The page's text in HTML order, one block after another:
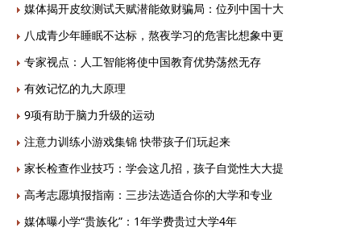
媒体揭开皮纹测试天赋潜能敛财骗局：位列中国十大
八成青少年睡眠不达标，熬夜学习的危害比想象中更
专家视点：人工智能将使中国教育优势荡然无存
有效记忆的九大原理
9项有助于脑力升级的运动
注意力训练小游戏集锦 快带孩子们玩起来
家长检查作业技巧：学会这几招，孩子自觉性大大提
高考志愿填报指南：三步法选适合你的大学和专业
媒体曝小学“贵族化”：1年学费贵过大学4年